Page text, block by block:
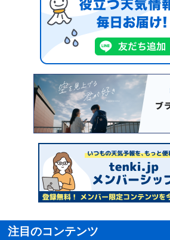
注目のコンテンツ